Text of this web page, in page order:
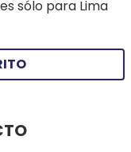
sólo para Lima